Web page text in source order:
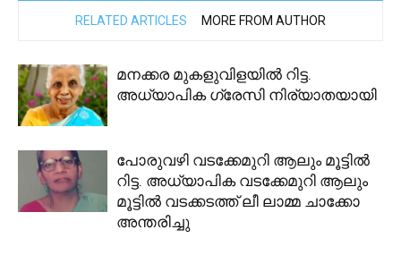
RELATED ARTICLES MORE FROM AUTHOR
മനക്കര മുകളുവിളയിൽ റിട്ട.
അധ്യാപിക ഗ്രേസി നിര്യാതയായി
പോരുവഴി വടക്കേമുറി ആലും മൂട്ടിൽ
റിട്ട. അധ്യാപിക വടക്കേമുറി ആലും
മൂട്ടിൽ വടക്കടത്ത് ലീ ലാമ്മ ചാക്കോ
അന്തരിച്ചു